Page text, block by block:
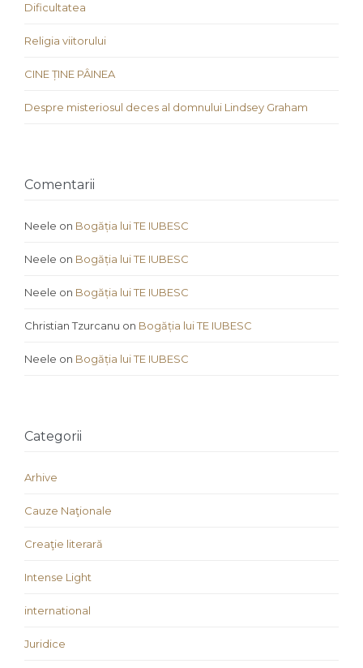
Dificultatea
Religia viitorului
CINE ȚINE PÂINEA
Despre misteriosul deces al domnului Lindsey Graham
Comentarii
Neele on Bogăția lui TE IUBESC
Neele on Bogăția lui TE IUBESC
Neele on Bogăția lui TE IUBESC
Christian Tzurcanu on Bogăția lui TE IUBESC
Neele on Bogăția lui TE IUBESC
Categorii
Arhive
Cauze Naţionale
Creaţie literară
Intense Light
international
Juridice